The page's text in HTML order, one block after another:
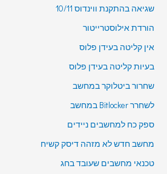
שגיאה בהתקנת ווינדוס 10/11
הורדת אילוסטרייטור
אין קליטה בעידן פלוס
בעיות קליטה בעידן פלוס
שחרור ביטלוקר במחשב
לשחרר Bitlocker במחשב
ספק כח למחשבים ניידים
מחשב חדש לא מזהה דיסק קשיח
טכנאי מחשבים שעובד בחג